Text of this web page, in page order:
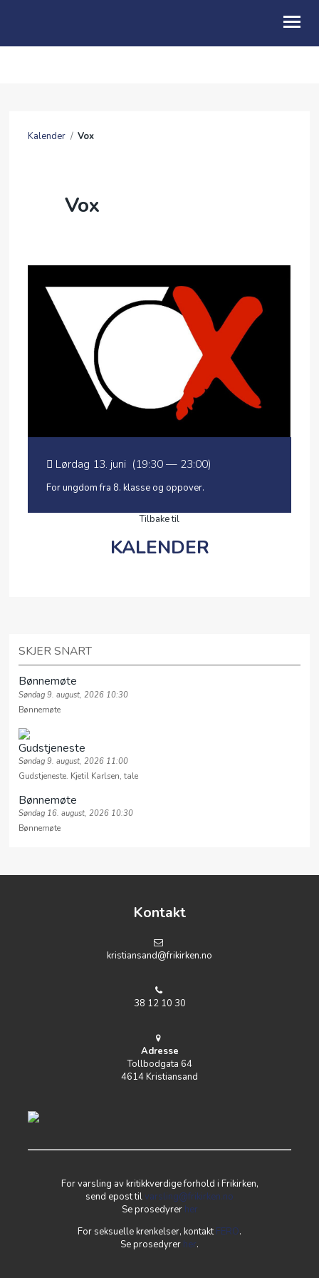
BLI MED
VIDEO & PODCAST
GI
MIN SIDE
Kalender / Vox
Vox
Lørdag 13. juni (19:30 — 23:00)
For ungdom fra 8. klasse og oppover.
Tilbake til
KALENDER
SKJER SNART
Bønnemøte
Søndag 9. august, 2026 10:30
Bønnemøte
Gudstjeneste
Søndag 9. august, 2026 11:00
Gudstjeneste. Kjetil Karlsen, tale
Bønnemøte
Søndag 16. august, 2026 10:30
Bønnemøte
Kontakt
kristiansand@frikirken.no
38 12 10 30
Adresse
Tollbodgata 64
4614 Kristiansand
For varsling av kritikkverdige forhold i Frikirken,
send epost tilvarsling@frikirken.no
Se prosedyrer her
For seksuelle krenkelser, kontaktFERO.
Se prosedyrer her.